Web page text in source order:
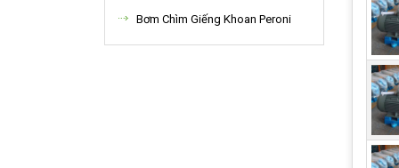
Bơm Chìm Giếng Khoan Peroni
kỹ
bể